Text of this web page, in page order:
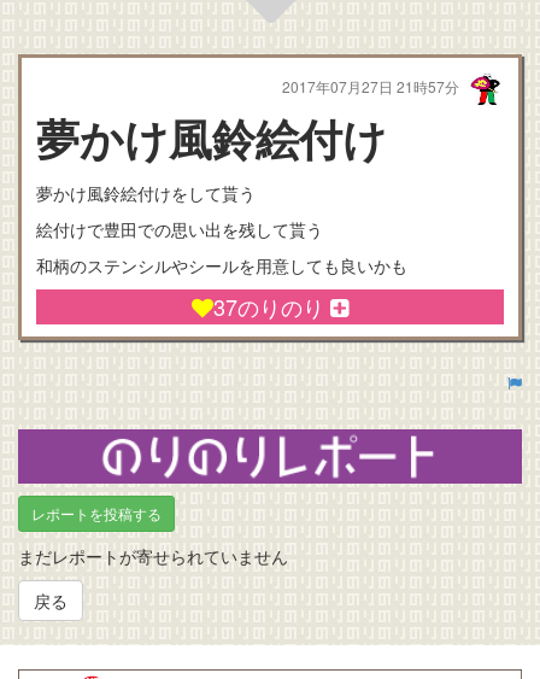
2017年07月27日 21時57分
夢かけ風鈴絵付け
夢かけ風鈴絵付けをして貰う
絵付けで豊田での思い出を残して貰う
和柄のステンシルやシールを用意しても良いかも
37のりのり
のりのりレポート
レポートを投稿する
まだレポートが寄せられていません
戻る